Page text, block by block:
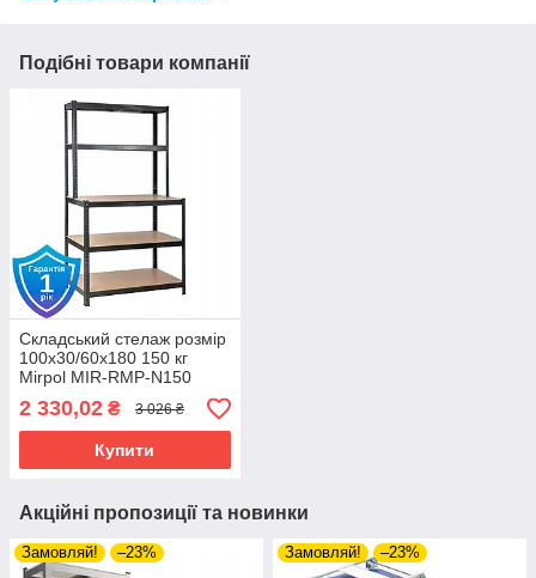
Подібні товари компанії
Складський стелаж розмір
100x30/60x180 150 кг
Mirpol MIR-RMP-N150
2 330,02 ₴ 3 026 ₴
Купити
Акційні пропозиції та новинки
Замовляй! –23% Замовляй! –23%